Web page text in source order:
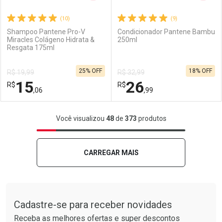
Ativar Desconto
Comprar sem Desconto
Por R$ 16,59/cada
Comprar sem Desconto
Por R$ 16,59/cada
Comprar sem Desconto
Por R$ 37,14/cada
Comprar sem Desconto
Por R$ 37,14/cada
(10)
Shampoo Pantene Pro-V
Miracles Colágeno Hidrata &
Resgata 175ml
R$ 19,99
R$15,06
25% OFF
FECHAR
Laboratório
FECHAR
Por Menos
(9)
Condicionador Pantene Bambu
250ml
R$ 32,99
R$26,99
18% OFF
Laboratório
Por Menos
Você visualizou 48de 373 produtos
CARREGAR MAIS
Cadastre-se para receber novidades
Receba as melhores ofertas e super descontos